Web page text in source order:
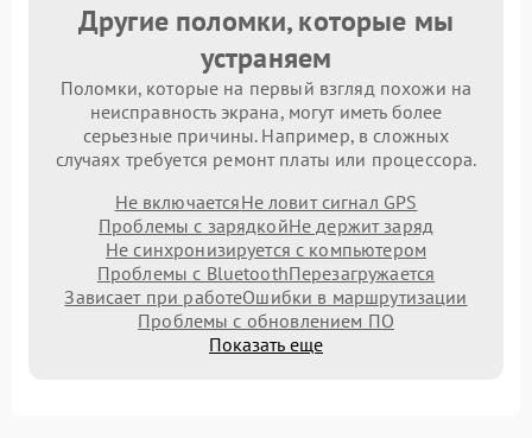
Другие поломки, которые мы
устраняем
Поломки, которые на первый взгляд похожи на
неисправность экрана, могут иметь более
серьезные причины. Например, в сложных
случаях требуется ремонт платы или процессора.
Не включаетсяНе ловит сигнал GPS
Проблемы с зарядкойНе держит заряд
Не синхронизируется с компьютером
Проблемы с BluetoothПерезагружается
Зависает при работеОшибки в маршрутизации
Проблемы с обновлением ПО
Показать еще